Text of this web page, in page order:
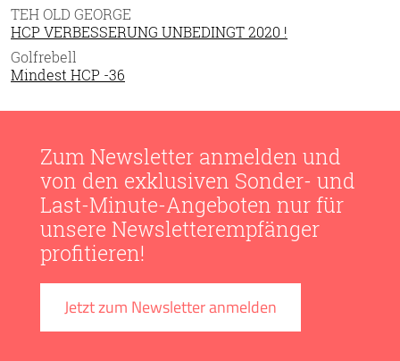
TEH OLD GEORGE
HCP VERBESSERUNG UNBEDINGT 2020 !
Golfrebell
Mindest HCP -36
Zum Newsletter anmelden und
von den exklusiven Sonder- und
Last-Minute-Angeboten nur für
unsere Newsletterempfänger
profitieren!
Jetzt zum Newsletter anmelden